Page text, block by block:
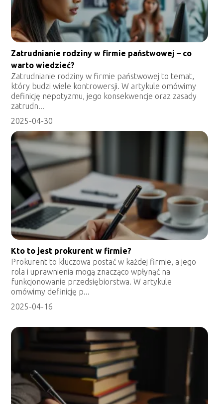
Zatrudnianie rodziny w firmie państwowej – co
warto wiedzieć?
Zatrudnianie rodziny w firmie państwowej to temat,
który budzi wiele kontrowersji. W artykule omówimy
definicję nepotyzmu, jego konsekwencje oraz zasady
zatrudn...
2025-04-30
Kto to jest prokurent w firmie?
Prokurent to kluczowa postać w każdej firmie, a jego
rola i uprawnienia mogą znacząco wpłynąć na
funkcjonowanie przedsiębiorstwa. W artykule
omówimy definicję p...
2025-04-16